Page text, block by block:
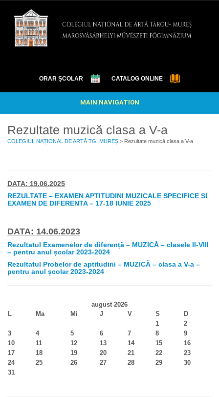
ORAR ȘCOLAR CATALOG ONLINE
MAIN NAVIGATION
Rezultate muzică clasa a V-a
COLEGIUL NAȚIONAL DE ARTĂ TG. MUREȘ > Rezultate muzică clasa a V-a
DATA: 19.06.2025
REZULTATE – EXAMEN APTITUDINI MUZICALE SPECIFICE SI
EXAMEN DE DIFERENTA – 17-18 IUNIE 2025
DATA: 14.06.2023
Rezultatul Examenelor de diferență – MUZICĂ – clasele II-VIII
– pentru anul școlar 2023-2024
Rezultatul Probelor de aptitudini – MUZICĂ – clasa a V-a –
pentru anul școlar 2023-2024
august 2026
L
Ma Mi J V S
D
1
2
3
4 5 6 7 8
9
10
11 12 13 14 15
16
17
18 19 20 21 22
23
24
25 26 27 28 29
30
31